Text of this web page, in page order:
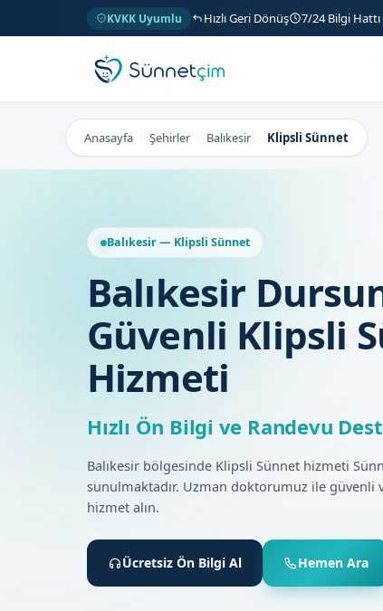
KVKK Uyumlu Hızlı Geri Dönüş 7/24 Bilgi Hattı
Anasayfa > Şehirler > Balıkesir > Klipsli Sünnet
Balıkesir — Klipsli Sünnet
Balıkesir
Güvenli Klipsli
Hizmeti
Hızlı Ön Bilgi ve Randevu
Balıkesir bölgesinde Klipsli Sünnet hizmeti
sunulmaktadır. Uzman doktorumuz ile güvenli
hizmet alın.
Ücretsiz Ön Bilgi Al Hemen Ara